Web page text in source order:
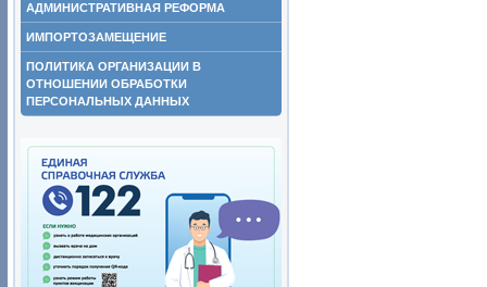
АДМИНИСТРАТИВНАЯ РЕФОРМА
ИМПОРТОЗАМЕЩЕНИЕ
ПОЛИТИКА ОРГАНИЗАЦИИ В
ОТНОШЕНИИ ОБРАБОТКИ
ПЕРСОНАЛЬНЫХ ДАННЫХ